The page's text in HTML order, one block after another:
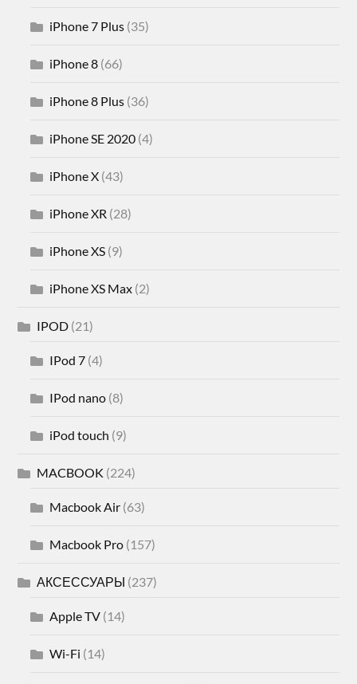
iPhone 7 Plus (35)
iPhone 8 (66)
iPhone 8 Plus (36)
iPhone SE 2020 (4)
iPhone X (43)
iPhone XR (28)
iPhone XS (9)
iPhone XS Max (2)
IPOD (21)
IPod 7 (4)
IPod nano (8)
iPod touch (9)
MACBOOK (224)
Macbook Air (63)
Macbook Pro (157)
АКСЕССУАРЫ (237)
Apple TV (14)
Wi-Fi (14)